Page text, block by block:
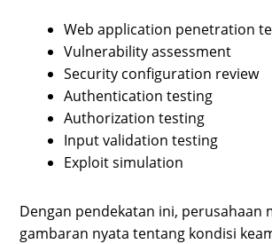
Web application penetration
Vulnerability assessment
Security configuration review
Authentication testing
Authorization testing
Input validation testing
Exploit simulation
Dengan pendekatan ini, perusahaan
gambaran nyata tentang kondisi